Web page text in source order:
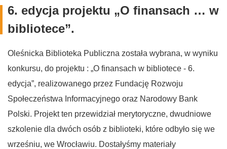
6. edycja projektu „O finansach … w
bibliotece”.
Oleśnicka Biblioteka Publiczna została wybrana, w wyniku
konkursu, do projektu : „O finansach w bibliotece - 6.
edycja”, realizowanego przez Fundację Rozwoju
Społeczeństwa Informacyjnego oraz Narodowy Bank
Polski. Projekt ten przewidział merytoryczne, dwudniowe
szkolenie dla dwóch osób z biblioteki, które odbyło się we
wrześniu, we Wrocławiu. Dostałyśmy materiały